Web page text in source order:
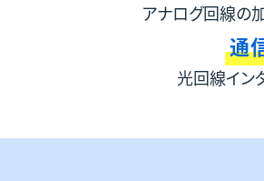
アナログ回線の
通
光回線イン